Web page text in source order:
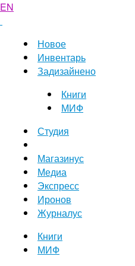
EN
Новое
Инвентарь
Задизайнено
Книги
МИФ
Студия
Магазинус
Медиа
Экспресс
Иронов
Журналус
Книги
МИФ